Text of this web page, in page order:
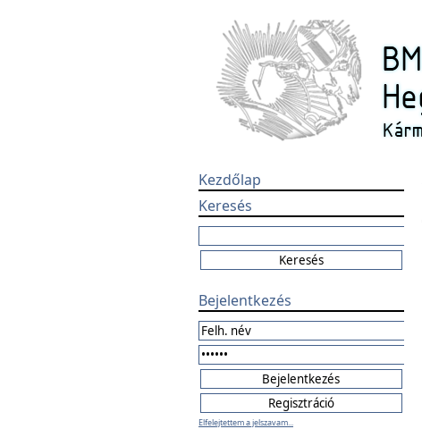
Kezdőlap
Keresés
Bejelentkezés
Elfelejtettem a jelszavam...